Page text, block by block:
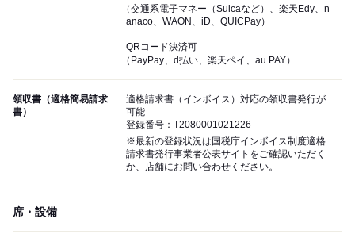
（交通系電子マネー（Suicaなど）、楽天Edy、n
anaco、WAON、iD、QUICPay）
QRコード決済可
（PayPay、d払い、楽天ペイ、au PAY）
領収書（適格簡易請求
書）
適格請求書（インボイス）対応の領収書発行が
可能
登録番号：T2080001021226
※最新の登録状況は国税庁インボイス制度適格
請求書発行事業者公表サイトをご確認いただく
か、店舗にお問い合わせください。
席・設備